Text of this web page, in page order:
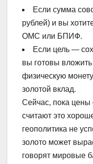
Если сумма
рублей) и вы
ОМС или БПИФ.
Если цель —
вы готовы
физическую
золотой вклад.
Сейчас, пока цены
считают это
геополитика не
золото может
говорят мировые